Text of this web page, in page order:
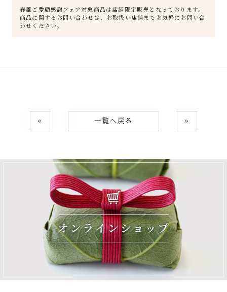
春風ご愛顧感謝フェア対象商品は店舗限定販売となっております。
商品に関するお問い合わせは、お取扱い店舗までお気軽にお問い合
わせください。
« 一覧へ戻る »